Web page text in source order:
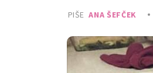
PIŠE ANA ŠEFČEK